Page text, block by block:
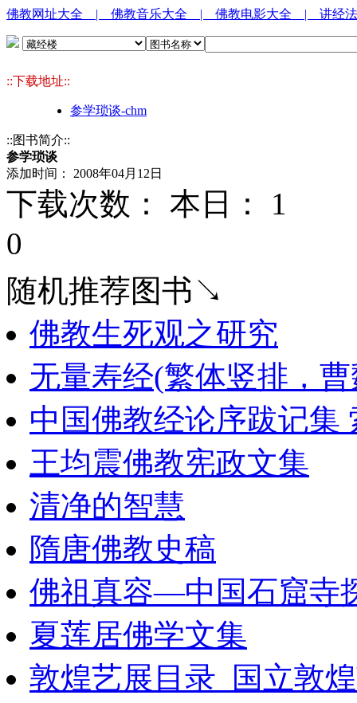
佛教网址大全 | 佛教音乐大全 | 佛教电影大全 | 讲经
::下载地址::
参学琐谈-chm
::图书简介::
参学琐谈
添加时间： 2008年04月12日
下载次数： 本日： 1
0
随机推荐图书↘
佛教生死观之研究
无量寿经(繁体竖排，
中国佛教经论序跋记集
王均震佛教宪政文集
清净的智慧
隋唐佛教史稿
佛祖真容—中国石窟寺
夏莲居佛学文集
敦煌艺展目录_国立敦